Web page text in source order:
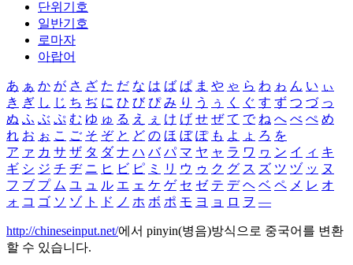
단위기호
일반기호
로마자
아랍어
あ ぁ か が さ ざ た だ な は ば ぱ ま や ゃ ら わ ゎ ん い ぃ
き ぎ し じ ち ぢ に ひ び ぴ み り う ぅ く ぐ す ず つ づ っ
ぬ ふ ぶ ぷ む ゆ ゅ る え ぇ け げ せ ぜ て で ね へ べ ぺ め
れ お ぉ こ ご そ ぞ と ど の ほ ぼ ぽ も よ ょ ろ を
ア ァ カ サ ザ タ ダ ナ ハ バ パ マ ヤ ャ ラ ワ ヮ ン イ ィ キ
ギ シ ジ チ ヂ ニ ヒ ビ ピ ミ リ ウ ゥ ク グ ス ズ ツ ヅ ッ ヌ
フ ブ プ ム ユ ュ ル エ ェ ケ ゲ セ ゼ テ デ ヘ ベ ペ メ レ オ
ォ コ ゴ ソ ゾ ト ド ノ ホ ボ ポ モ ヨ ョ ロ ヲ ―
http://chineseinput.net/에서 pinyin(병음)방식으로 중국어를 변환
할 수 있습니다.